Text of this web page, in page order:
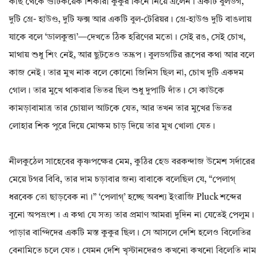
কাছ থেকে গুটিকয়েক শিকারী কুকুর কিনে নিয়ে এলেন। একটি বুলডগ,
দুটি গ্রে- হাউণ্ড, দুটি ফক্স আর একটি বুল-টেরিয়র। গ্রে-হাউগু দুটি বাঙলায়
যাকে বলে ‘ডালকুত্তা’—দেখতে ঠিক হরিণের মতো। সেই রঙ, সেই চোখ,
মাথায় শুধু শিং নেই, আর ছুটতেও তদ্রূপ। বুলডগটির রূপের কথা আর বলে
কাজ নেই। তার মুখ নাক বলে কোনো জিনিস ছিল না, চোখ দুটি একদম
গোল। তার মুখে থাকবার ভিতর ছিল শুধু দুপাটি দাঁত। সে কাউকে
কামড়াবামাত্র তার চোয়াল আটকে যেত, আর তখন তার মুখের ভিতর
লোহার শিক পুরে দিয়ে মোক্ষম চাড় দিয়ে তার মুখ খোলা যেত।
নীলকুঠেল সাহেবের কৃষ্ণপক্ষের মেম, কুঠির হেড বরকন্দাজ উমেশ সর্দারের
মেয়ে টগর বিবি, তার দাম চড়াবার জন্য বাবাকে বলেছিল যে, “পেলাগ্
ধরবেক তো ছাড়বেক না।” ‘পেলাগ্’ হচ্ছে অবশ্য ইংরাজি Pluck শব্দের
বুনো অপভ্রংশ। এ কথা যে সত্য তার প্রমাণ আমরা দুদিন না যেতেই পেলুম।
পাড়ার বাগ্দিদের একটি মস্ত কুকুর ছিল। সে আসলে দেশি হলেও বিলেতির
বেনামিতে চলে যেত। যেমন দেশি খৃস্টানদেরও কখনো কখনো বিলেতি নাম